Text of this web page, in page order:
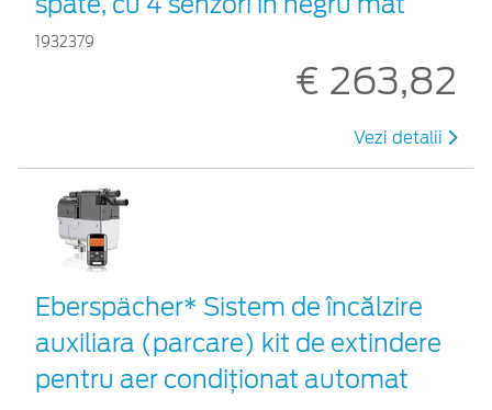
1932379
€ 263,82
Vezi detalii
Eberspächer* Sistem de încălzire
auxiliara (parcare) kit de extindere
pentru aer condiționat automat